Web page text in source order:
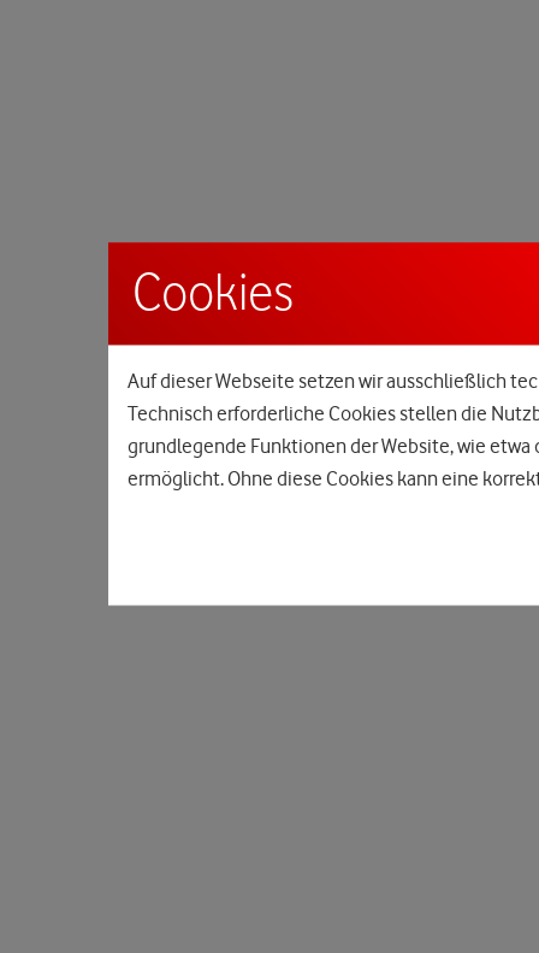
Cookies
Auf dieser Webseite setzen wir ausschließlich
Technisch erforderliche Cookies stellen die
grundlegende Funktionen der Website, wie
ermöglicht. Ohne diese Cookies kann eine